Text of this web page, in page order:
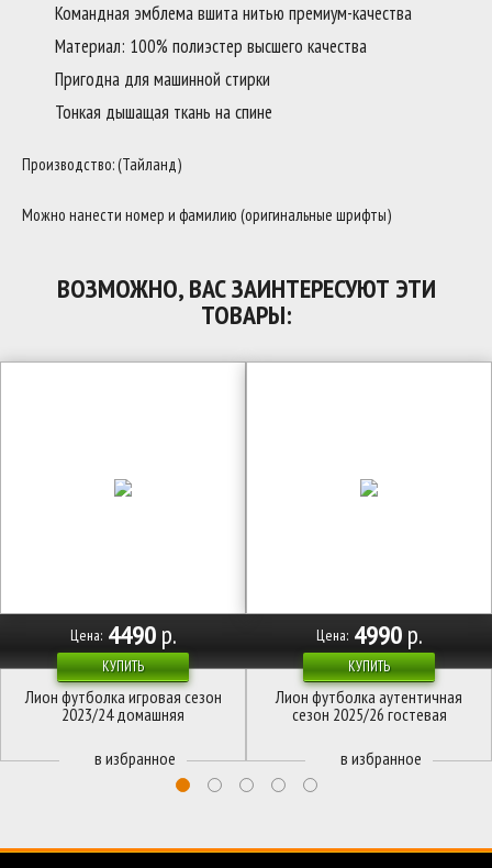
Командная эмблема вшита нитью премиум-качества
Материал: 100% полиэстер высшего качества
Пригодна для машинной стирки
Тонкая дышащая ткань на спине
Производство: (Тайланд)
Можно нанести номер и фамилию (оригинальные шрифты)
ВОЗМОЖНО, ВАС ЗАИНТЕРЕСУЮТ ЭТИ
ТОВАРЫ:
КУПИТЬ
Цена: 4490р.
Лион футболка игровая сезон
2023/24 домашняя
КУПИТЬ
Цена: 4990р.
Лион футболка аутентичная
сезон 2025/26 гостевая